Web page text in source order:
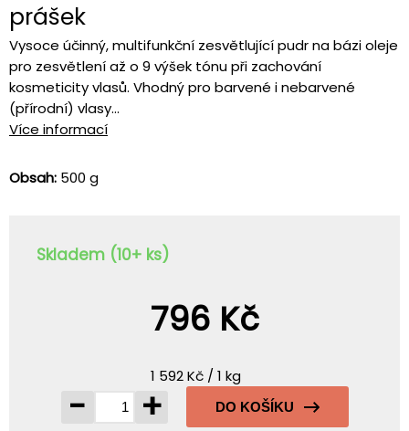
prášek
Vysoce účinný, multifunkční zesvětlující pudr na bázi oleje
pro zesvětlení až o 9 výšek tónu při zachování
kosmeticity vlasů. Vhodný pro barvené i nebarvené
(přírodní) vlasy...
Více informací
Obsah: 500 g
Skladem (10+ ks)
796 Kč
1 592 Kč / 1 kg
- + DO KOŠÍKU